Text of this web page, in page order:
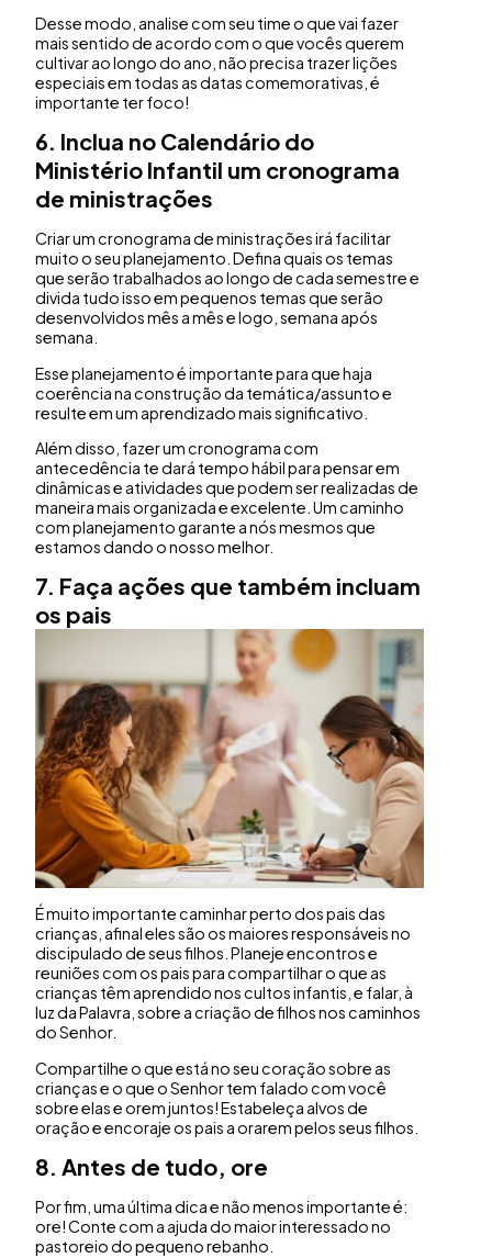
Desse modo, analise com seu time o que vai fazer
mais sentido de acordo com o que vocês querem
cultivar ao longo do ano, não precisa trazer lições
especiais em todas as datas comemorativas, é
importante ter foco!
6. Inclua no Calendário do
Ministério Infantil um cronograma
de ministrações
Criar um cronograma de ministrações irá facilitar
muito o seu planejamento. Defina quais os temas
que serão trabalhados ao longo de cada semestre e
divida tudo isso em pequenos temas que serão
desenvolvidos mês a mês e logo, semana após
semana.
Esse planejamento é importante para que haja
coerência na construção da temática/assunto e
resulte em um aprendizado mais significativo.
Além disso, fazer um cronograma com
antecedência te dará tempo hábil para pensar em
dinâmicas e atividades que podem ser realizadas de
maneira mais organizada e excelente. Um caminho
com planejamento garante a nós mesmos que
estamos dando o nosso melhor.
7. Faça ações que também incluam
os pais
É muito importante caminhar perto dos pais das
crianças, afinal eles são os maiores responsáveis no
discipulado de seus filhos. Planeje encontros e
reuniões com os pais para compartilhar o que as
crianças têm aprendido nos cultos infantis, e falar, à
luz da Palavra, sobre a criação de filhos nos caminhos
do Senhor.
Compartilhe o que está no seu coração sobre as
crianças e o que o Senhor tem falado com você
sobre elas e orem juntos! Estabeleça alvos de
oração e encoraje os pais a orarem pelos seus filhos.
8. Antes de tudo, ore
Por fim, uma última dica e não menos importante é:
ore! Conte com a ajuda do maior interessado no
pastoreio do pequeno rebanho.